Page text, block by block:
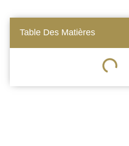
Table Des Matières